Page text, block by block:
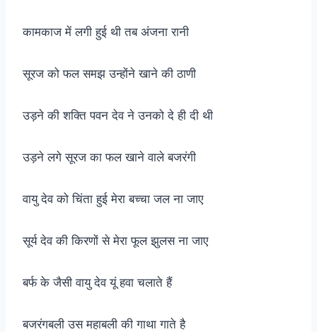
कामकाज में लगी हुई थी तब अंजना रानी
सूरज को फल समझ उन्होंने खाने की ठाणी
उड़ने की शक्ति पवन देव ने उनको दे ही दी थी
उड़ने लगे सूरज का फल खाने वाले बजरंगी
वायु देव को चिंता हुई मेरा बच्चा जल ना जाए
सूर्य देव की किरणों से मेरा फूल झुलस ना जाए
बर्फ के जैसी वायु देव यूं हवा चलाते हैं
बजरंगबली उस महाबली की गाथा गाते है